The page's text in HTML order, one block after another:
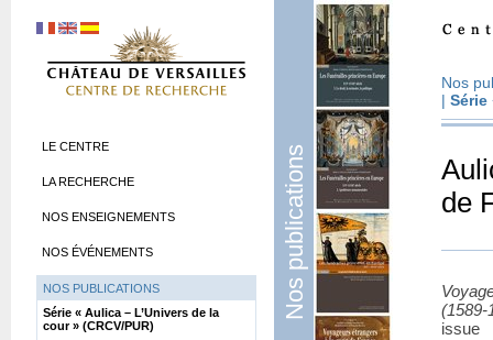
Nos publications
Nos
| Série
de
(1589-
LE CENTRE
LA RECHERCHE
NOS ENSEIGNEMENTS
NOS ÉVÉNEMENTS
NOS PUBLICATIONS
Série « Aulica – L’Univers de la
cour » (CRCV/PUR)